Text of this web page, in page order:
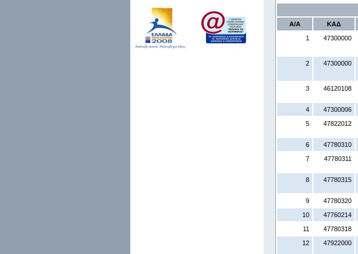
Α/Α
ΚΑΔ
1
47300000
2 47300000
3 46120108
4
47300006
5
47822012
6
47780310
7
47780311
8
47780315
9
47780320
10
47760214
11
47780318
12
47922000